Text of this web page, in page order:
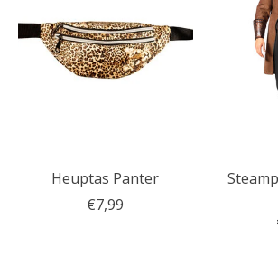
Heuptas Panter
€7,99